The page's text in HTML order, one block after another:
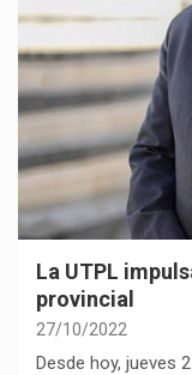
La UTPL
provincial
27/10/2022
Desde hoy, jueves